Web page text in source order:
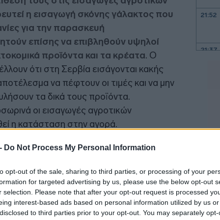
Do Not Process My Personal Information
opt-out of the sale, sharing to third parties, or processing of your
for targeted advertising by us, please use the below opt-out
selection. Please note that after your opt-out request is processed
interest-based ads based on personal information utilized by us
to third parties prior to your opt-out. You may separately
η εισαγωγή σκόνης γάλακτος που
για την παρασκευή
επίσης να επιβληθούν υψηλοί
προϊόντα και τα κρέατα. Ο
ότι στη Σερβία εισάγονται κακής
να πέφτουν οι τιμές και να μην
τα δικά τους προϊόντα.
οι εισαγωγές αγροτικών
η κατάσταση στην αγορά.
21:52
21:37
20:41
20:38